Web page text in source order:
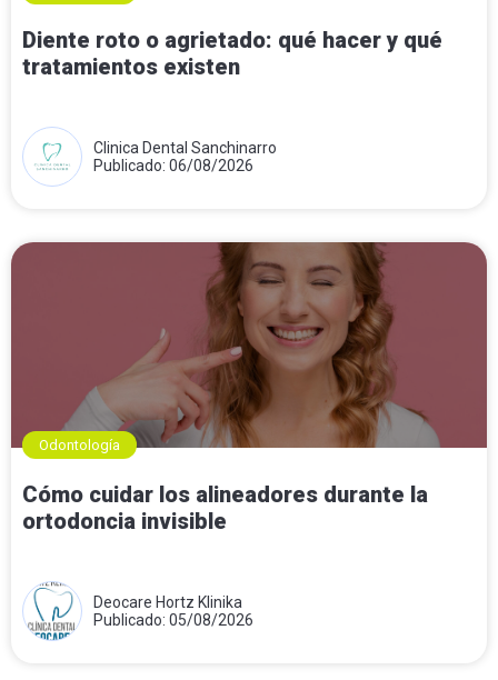
Diente roto o agrietado: qué hacer y qué
tratamientos existen
Clinica Dental Sanchinarro
Publicado: 06/08/2026
Odontología
Cómo cuidar los alineadores durante la
ortodoncia invisible
Deocare Hortz Klinika
Publicado: 05/08/2026